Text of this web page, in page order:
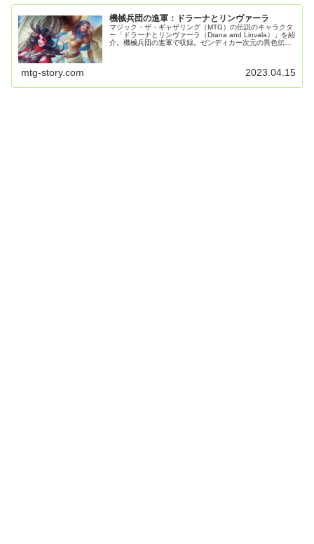
機械兵団の進軍：ドラーナとリンヴァーラ
マジック・ザ・ギャザリング（MTG）の伝説のキャラクタ
ー「ドラーナとリンヴァーラ（Drana and Linvala）」を紹
介。機械兵団の進軍で収録。ゼンディカー次元の異色伝説
mtg-story.com 2023.04.15